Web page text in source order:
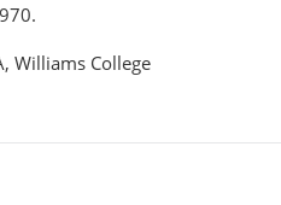
Williams College